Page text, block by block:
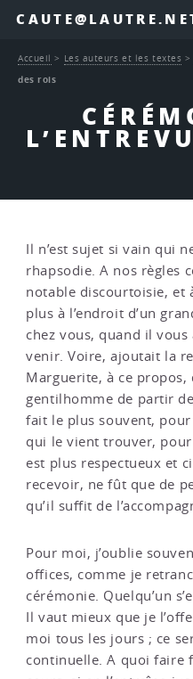
Accueil > Les auteurs et les textes >
des rois
Il n’est sujet si vain qui
rhapsodie. A nos règles
notable discourtoisie, et
plus à l’endroit d’un
chez vous, quand il
venir. Voire, ajoutait la
Marguerite, à ce propos,
gentilhomme de partir
fait le plus souvent,
qui le vient trouver, pour
est plus respectueux et
recevoir, ne fût que de
qu’il suffit de
Pour moi, j’oublie
offices, comme je
cérémonie. Quelqu’un
Il vaut mieux que je
moi tous les jours ; ce
continuelle. A quoi faire